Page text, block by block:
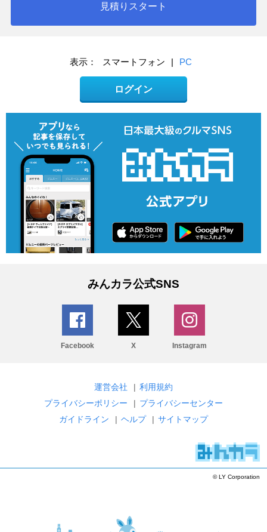
見積りスタート
表示： スマートフォン | PC
ログイン
みんカラ公式SNS
Facebook X Instagram
運営会社 | 利用規約
プライバシーポリシー
| プライバシーセンター
ガイドライン
| ヘルプ | サイトマップ
© LY Corporation